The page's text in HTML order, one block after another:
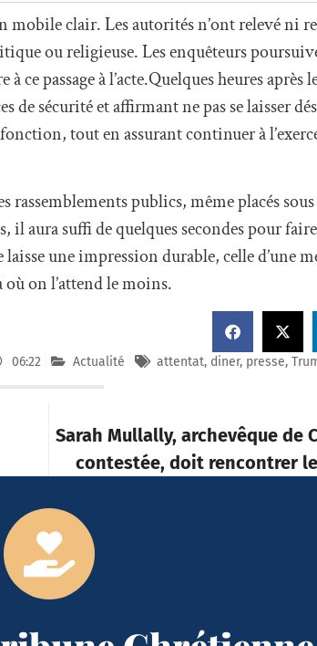
mobile clair. Les autorités n’ont relevé ni
ou religieuse. Les enquêteurs
passage à l’acte.Quelques heures après
de sécurité et affirmant ne pas se laisser
tout en assurant continuer à
publics, même placés
aura suffi de quelques secondes pour
une impression durable, celle d’une
on l’attend le moins.
06:22 Actualité attentat, diner, presse,
Sarah Mullally, archevêque de
contestée, doit rencontrer le